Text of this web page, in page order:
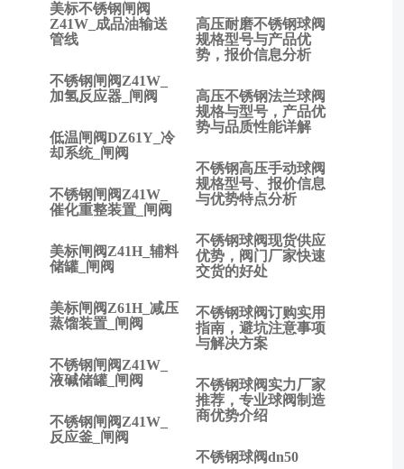
美标不锈钢闸阀
Z41W_成品油输送
管线
不锈钢闸阀Z41W_
加氢反应器_闸阀
低温闸阀DZ61Y_冷
却系统_闸阀
不锈钢闸阀Z41W_
催化重整装置_闸阀
美标闸阀Z41H_辅料
储罐_闸阀
美标闸阀Z61H_减压
蒸馏装置_闸阀
不锈钢闸阀Z41W_
液碱储罐_闸阀
不锈钢闸阀Z41W_
反应釜_闸阀
高压耐磨不锈钢球阀
规格型号与产品优
势，报价信息分析
高压不锈钢法兰球阀
规格与型号，产品优
势与品质性能详解
不锈钢高压手动球阀
规格型号、报价信息
与优势特点分析
不锈钢球阀现货供应
优势，阀门厂家快速
交货的好处
不锈钢球阀订购实用
指南，避坑注意事项
与解决方案
不锈钢球阀实力厂家
推荐，专业球阀制造
商优势介绍
不锈钢球阀dn50
4
分
不
钢
球
多
少
钱
个
下一
DN40